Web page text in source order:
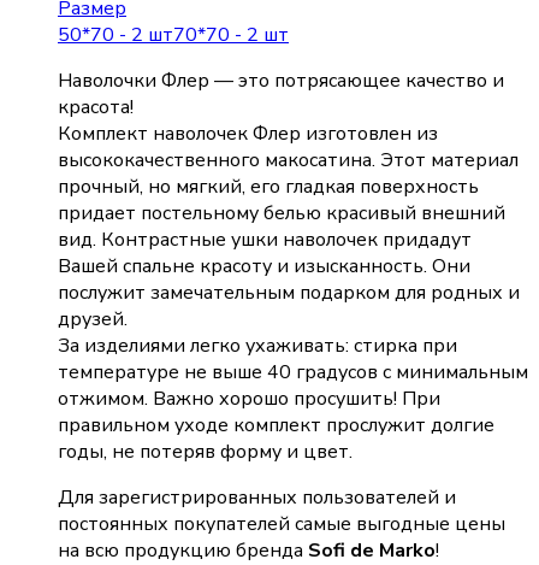
Размер
50*70 - 2 шт70*70 - 2 шт
Наволочки Флер — это потрясающее качество и
красота!
Комплект наволочек Флер изготовлен из
высококачественного макосатина. Этот материал
прочный, но мягкий, его гладкая поверхность
придает постельному белью красивый внешний
вид. Контрастные ушки наволочек придадут
Вашей спальне красоту и изысканность. Они
послужит замечательным подарком для родных и
друзей.
За изделиями легко ухаживать: стирка при
температуре не выше 40 градусов с минимальным
отжимом. Важно хорошо просушить! При
правильном уходе комплект прослужит долгие
годы, не потеряв форму и цвет.
Для зарегистрированных пользователей и
постоянных покупателей самые выгодные цены
на всю продукцию бренда Sofi de Marko!